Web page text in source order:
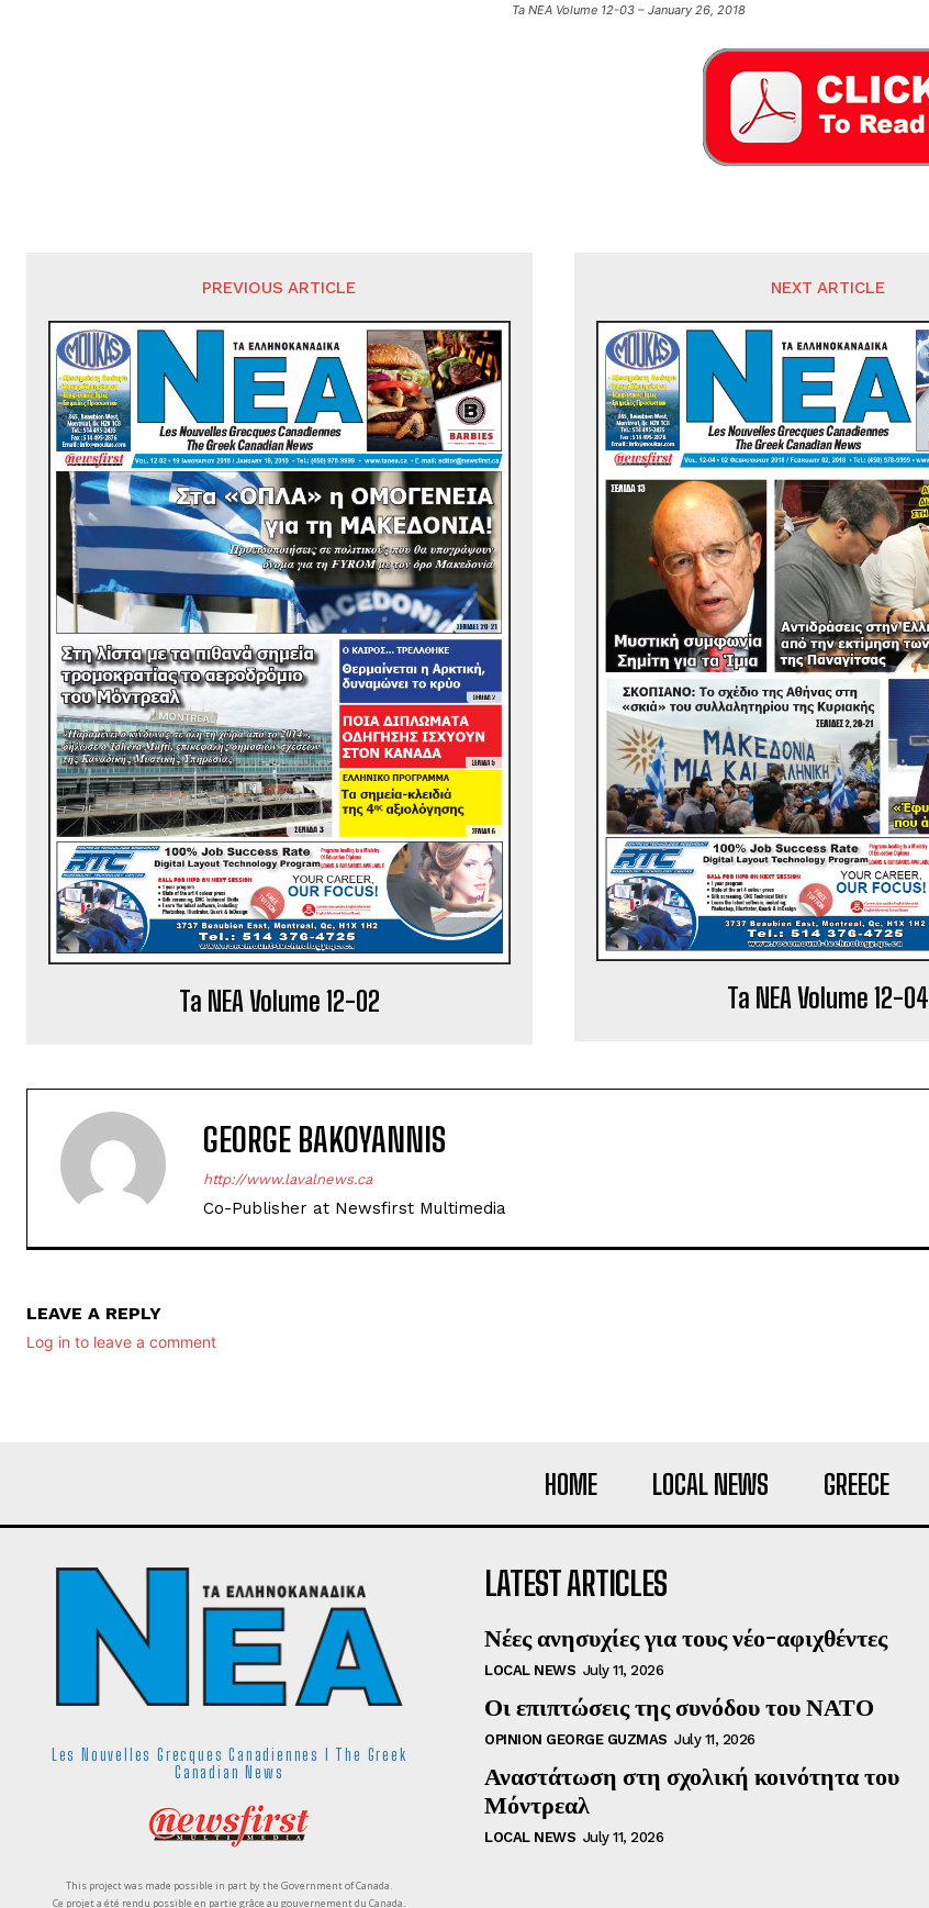
Ta NEA Volume 12-03 – January 26, 2018
PREVIOUS ARTICLE
Ta NEA Volume 12-02
NEXT ARTICLE
Ta NEA Volume 12-04
GEORGE BAKOYANNIS
http://www.lavalnews.ca
Co-Publisher at Newsfirst Multimedia
LEAVE A REPLY
Log in to leave a comment
HOME LOCAL NEWS GREECE
Les Nouvelles Grecques Canadiennes I The Greek
Canadian News
This project was made possible in part by the Government of Canada.
Ce projet a été rendu possible en partie grâce au gouvernement du Canada.
LATEST ARTICLES
Νέες ανησυχίες για τους νέο-αφιχθέντες
LOCAL NEWS July 11, 2026
Οι επιπτώσεις της συνόδου του ΝΑΤΟ
OPINION GEORGE GUZMAS July 11, 2026
Αναστάτωση στη σχολική κοινότητα του
Μόντρεαλ
LOCAL NEWS July 11, 2026